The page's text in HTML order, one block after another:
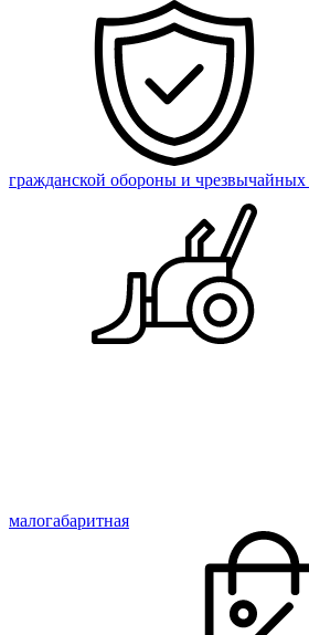
гражданской обороны и чрезвычайных
малогабаритная